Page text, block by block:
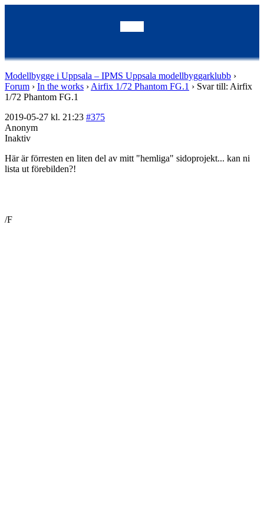
Modellbygge i Uppsala – IPMS Uppsala modellbyggarklubb ›
Forum › In the works › Airfix 1/72 Phantom FG.1 › Svar till: Airfix
1/72 Phantom FG.1
2019-05-27 kl. 21:23 #375
Anonym
Inaktiv
Här är förresten en liten del av mitt "hemliga" sidoprojekt... kan ni
lista ut förebilden?!
/F